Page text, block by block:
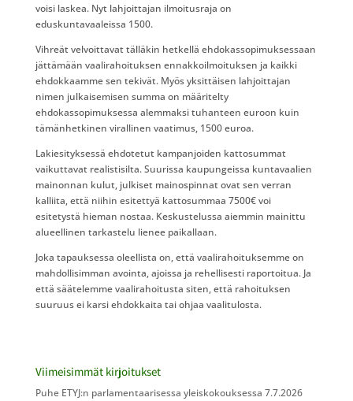
voisi laskea. Nyt lahjoittajan ilmoitusraja on
eduskuntavaaleissa 1500.
Vihreät velvoittavat tälläkin hetkellä ehdokassopimuksessaan
jättämään vaalirahoituksen ennakkoilmoituksen ja kaikki
ehdokkaamme sen tekivät. Myös yksittäisen lahjoittajan
nimen julkaisemisen summa on määritelty
ehdokassopimuksessa alemmaksi tuhanteen euroon kuin
tämänhetkinen virallinen vaatimus, 1500 euroa.
Lakiesityksessä ehdotetut kampanjoiden kattosummat
vaikuttavat realistisilta. Suurissa kaupungeissa kuntavaalien
mainonnan kulut, julkiset mainospinnat ovat sen verran
kalliita, että niihin esitettyä kattosummaa 7500€ voi
esitetystä hieman nostaa. Keskustelussa aiemmin mainittu
alueellinen tarkastelu lienee paikallaan.
Joka tapauksessa oleellista on, että vaalirahoituksemme on
mahdollisimman avointa, ajoissa ja rehellisesti raportoitua. Ja
että säätelemme vaalirahoitusta siten, että rahoituksen
suuruus ei karsi ehdokkaita tai ohjaa vaalitulosta.
Viimeisimmät kirjoitukset
Puhe ETYJ:n parlamentaarisessa yleiskokouksessa 7.7.2026